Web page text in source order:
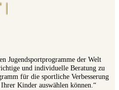
Jugendsportprogramme der Welt
und individuelle Beratung zu
für die sportliche Verbesserung
Kinder auswählen können.“